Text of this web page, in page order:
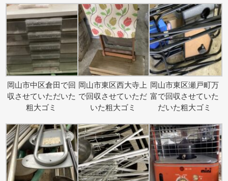
岡山市中区倉田で回
収させていただいた
粗大ゴミ
岡山市東区西大寺上
で回収させていただ
いた粗大ゴミ
岡山市東区瀬戸町万
富で回収させていた
だいた粗大ゴミ